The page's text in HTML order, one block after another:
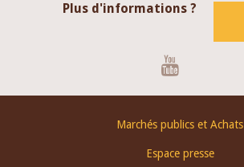
Plus d'informations ?
Marchés publics et Achats
Espace presse